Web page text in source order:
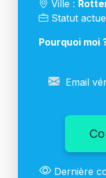
Ville :
Statut
Pourquoi moi
Email
Dernière